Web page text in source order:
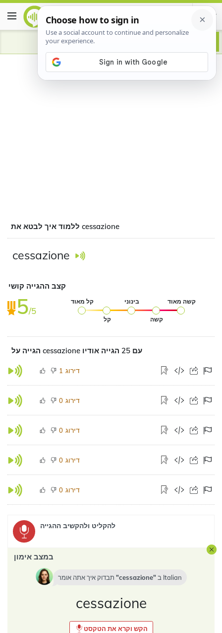
Advertisement
ללמוד איך לבטא את cessazione
cessazione
קצב ההגייה קושי
5/5
קל מאוד
קל
בינוני
קשה
קשה מאוד
הגייה על cessazione עם 25 הגייה אודיו
1 דירוג
0 דירוג
0 דירוג
0 דירוג
0 דירוג
להקליט ולהקשיב ההגייה
במצב אימון
cessazione ב Italian
cessazione
הקש וקרא את הטקסט